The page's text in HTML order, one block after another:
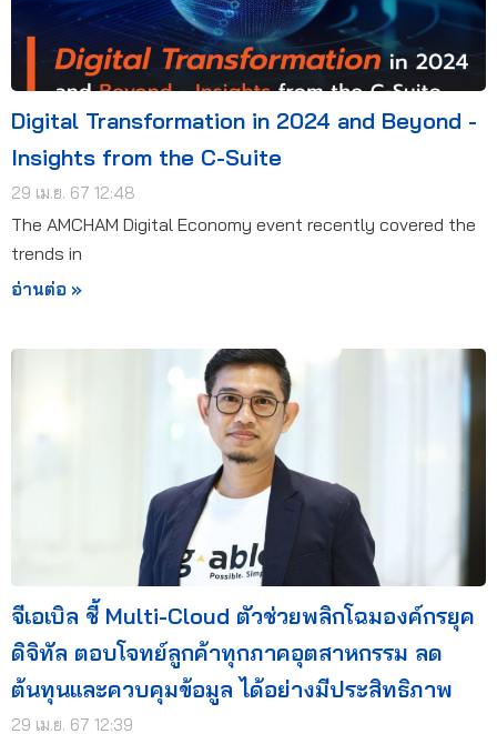
Digital Transformation in 2024 and Beyond -
Insights from the C-Suite
29 เม.ย. 67 12:48
The AMCHAM Digital Economy event recently covered the
trends in
อ่านต่อ »
จีเอเบิล ชี้ Multi-Cloud ตัวช่วยพลิกโฉมองค์กรยุค
ดิจิทัล ตอบโจทย์ลูกค้าทุกภาคอุตสาหกรรม ลด
ต้นทุนและควบคุมข้อมูล ได้อย่างมีประสิทธิภาพ
29 เม.ย. 67 12:39